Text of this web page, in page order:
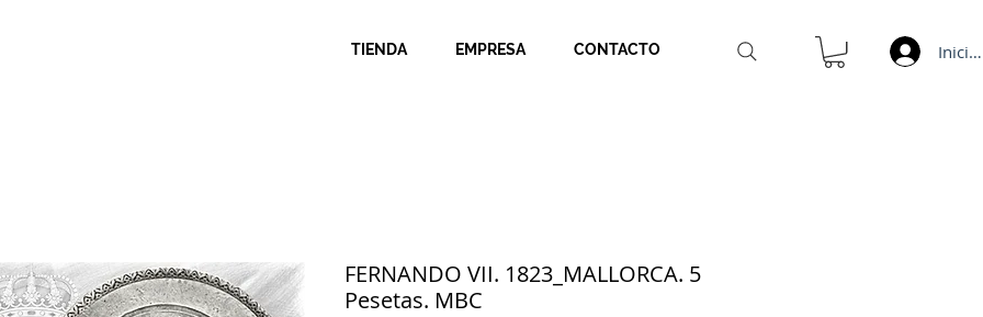
TIENDA EMPRESA CONTACTO
FERNANDO VII. 1823_MALLORCA. 5
Pesetas. MBC